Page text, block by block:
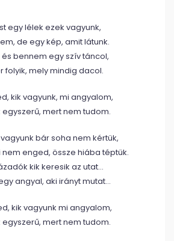
egy lélek ezek vagyunk,
de egy kép, amit látunk.
bennem egy szív táncol,
folyik, mely mindig dacol.
kik vagyunk, mi angyalom,
egyszerű, mert nem tudom.
bár soha nem kértük,
nem enged, össze hiába téptük.
kik keresik az utat…
angyal, aki irányt mutat…
kik vagyunk mi angyalom,
egyszerű, mert nem tudom.